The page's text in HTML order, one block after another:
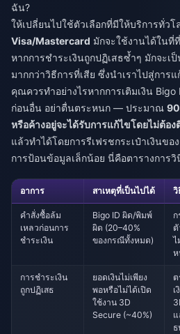
ฉัน?
ให้เปลี่ยนไปใช้ตัวเลือกที่มีให้บริการทั่ว
Visa/Mastercard มักจะใช้งานได้ในที่
หากการชำระเงินถูกปฏิเสธซ้ำๆ มักจะเ
มากกว่าวิธีการที่เสีย ซึ่งนำเราไปสู่การ
คุณควรทำอย่างไรหากการเติมเงิน
ก่อนอื่น อย่าตื่นตระหนก — ประมาณ
หรือค้างอยู่จะได้รับการแก้ไขโดยไม่ต้อ
แล้วทำได้โดยการรีเฟรชกระเป๋าเงินข
การป้อนข้อมูลเล็กน้อย นี่คือตารางการ
อาการ สาเหตุที่เป็นไปได้ วิ
คำสั่งซื้อล้ม
เหลวก่อนการ
ชำระเงิน
Bigo ID ผิด/พิมพ์
ผิด (20–40%
ของกรณีทั้งหมด)
ก
ไ
ห
การชำระเงิน
ถูกปฏิเสธ
ยอดเงินไม่เพียง
พอหรือไม่ได้เปิด
ใช้งาน 3D
Secure (~40%)
เ